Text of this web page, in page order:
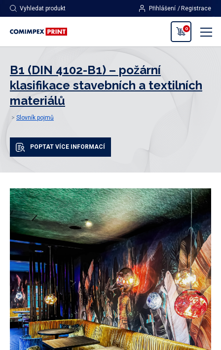
Vyhledat produkt Přihlášení Registrace
0
B1 (DIN 4102-B1) – požární
klasifikace stavebních a textilních
materiálů
Slovník pojmů
POPTAT VÍCE INFORMACÍ